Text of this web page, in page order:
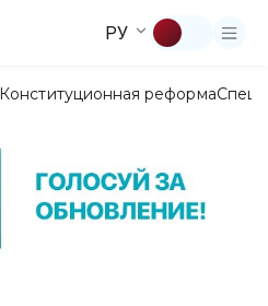
РУ
Конституционная реформа